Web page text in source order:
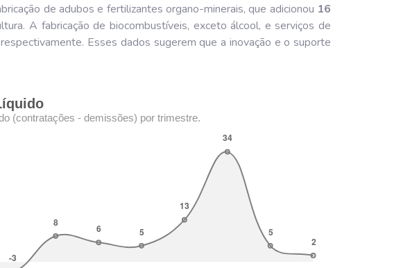
de adubos e fertilizantes organo-minerais, que adicionou 16
A fabricação de biocombustíveis, exceto álcool, e serviços de
Esses dados sugerem que a inovação e o suporte
(contratações - demissões) por trimestre.